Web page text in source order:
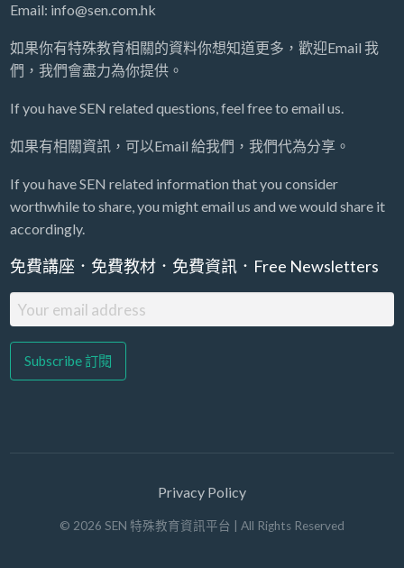
Email: info@sen.com.hk
如果你有特殊教育相關的資料你想知道更多，歡迎Email 我
們，我們會盡力為你提供。
If you have SEN related questions, feel free to email us.
如果有相關資訊，可以Email 給我們，我們代為分享。
If you have SEN related information that you consider
worthwhile to share, you might email us and we would share it
accordingly.
免費講座．免費教材．免費資訊．Free Newsletters
Privacy Policy
© 2026 SEN 特殊教育資訊平台 | All Rights Reserved